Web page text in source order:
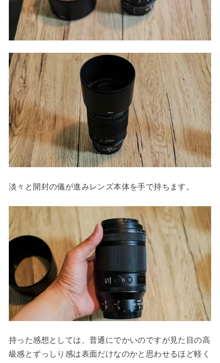
淡々と開封の儀が進みレンズ本体を手で持ちます。
持った感想としては、普通にでかいのですが見た目の高
級感とずっしり感は表面だけなのかと思わせるほど軽く